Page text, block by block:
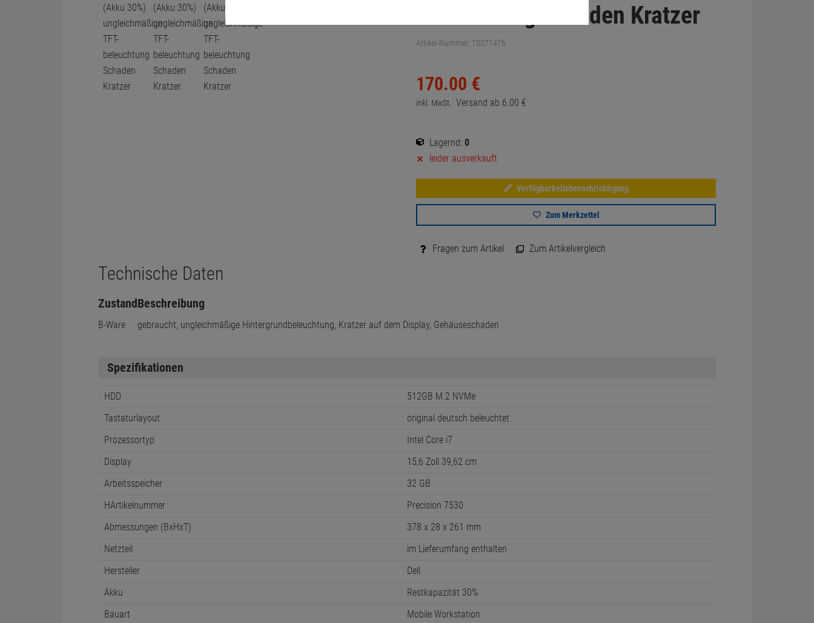
beleuchtung Schaden Kratzer
Artikel-Nummer: 10071476
170.00 €
inkl. MwSt. Versand ab 6.00 €
Lagernd: 0
leider ausverkauft
Verfügbarkeitsbenachrichtigung
Zum Merkzettel
Fragen zum Artikel Zum Artikelvergleich
Technische Daten
Zustand
B-Ware
Beschreibung
gebraucht, ungleichmäßige Hintergrundbeleuchtung, Kratzer auf dem Display, Gehäuseschaden
Spezifikationen
HDD
512GB M.2 NVMe
Tastaturlayout
original deutsch beleuchtet
Prozessortyp
Intel Core i7
Display
15,6 Zoll 39,62 cm
Arbeitsspeicher
32 GB
HArtikelnummer
Precision 7530
Abmessungen (BxHxT)
378 x 28 x 261 mm
Netzteil
im Lieferumfang enthalten
Hersteller
Dell
Akku
Restkapazität 30%
Bauart
Mobile Workstation